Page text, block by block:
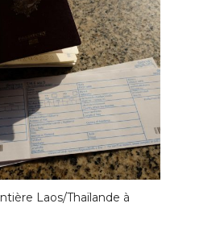
Laos/Thaïlande à